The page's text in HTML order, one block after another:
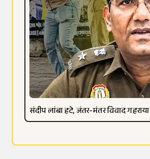
संदीप लांबा हटे, जंतर-मंतर विवाद गहराया